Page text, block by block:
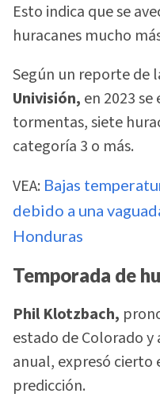
Esto indica que se
huracanes mucho
Según un reporte de
Univisión, en 2023
tormentas, siete
categoría 3 o más.
VEA: Bajas
debido a una
Honduras
Temporada de
Phil Klotzbach,
estado de Colorado
anual, expresó cierto
predicción.